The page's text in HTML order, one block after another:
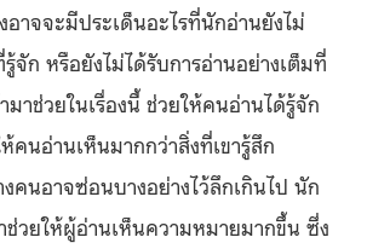
อาจจะมีประเด็นอะไรที่นักอ่านยังไม่
รู้จัก หรือยังไม่ได้รับการอ่านอย่างเต็มที่
าช่วยในเรื่องนี้ ช่วยให้คนอ่านได้รู้จัก
คนอ่านเห็นมากกว่าสิ่งที่เขารู้สึก
งคนอาจซ่อนบางอย่างไว้ลึกเกินไป นัก
ช่วยให้ผู้อ่านเห็นความหมายมากขึ้น ซึ่ง